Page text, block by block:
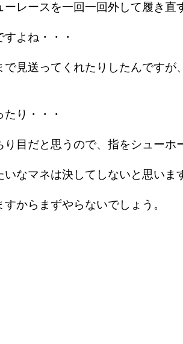
レースを一回一回外して履き直
よね・・・
見送ってくれたりしたんです
り・・・
目だと思うので、指をシューホ
なマネは決してしないと思いま
からまずやらないでしょう。